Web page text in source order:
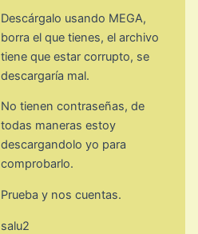
Descárgalo usando MEGA,
borra el que tienes, el archivo
tiene que estar corrupto, se
descargaría mal.
No tienen contraseñas, de
todas maneras estoy
descargandolo yo para
comprobarlo.
Prueba y nos cuentas.
salu2